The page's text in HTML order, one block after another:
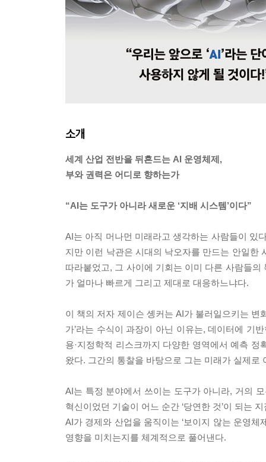
소개
세계 산업 전반을 뒤흔드는 AI 운영체제,
부와 권력은 어디로 향하는가
“AI는 도구가 아니라 새로운 ‘지배 시스템’이다”
AI는 아직 머나먼 미래라고 생각하는 사람들이 있
지만 이런 낙관은 시대의 낙오자를 만드는 안일한
따라붙었고, 그 사이에 기회는 이미 다른 사람들
가 얼마나 빠르게 그리고 제대로 대응하느냐다.
이 책의 저자 제이슨 솅커는 AI가 불러일으키는 변
가’라는 수식이 과장이 아닌 이유는, 데이터에 기
용·지정학적 리스크까지 다양한 영역에서 예측
왔다. 그간의 통찰을 바탕으로 그는 미래가 실제로
AI는 특정 분야에서 쓰이는 도구가 아니라, 거의
혁신이었던 기술이 어느 순간 ‘당연한 것’이 되는
AI가 경제와 산업을 움직이는 ‘보이지 않는 운영
영향을 미치는지를 체계적으로 풀어낸다.